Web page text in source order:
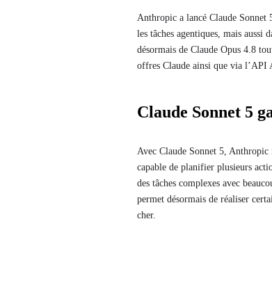
Anthropic a lancé Claude Sonnet
les tâches agentiques, mais
désormais de Claude Opus 4.8
offres Claude ainsi que via l’API
Claude Sonnet 5
Avec Claude Sonnet 5, Anthropic
capable de planifier plusieurs
des tâches complexes avec
permet désormais de réaliser
cher.